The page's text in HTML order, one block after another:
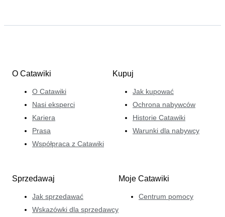
O Catawiki
O Catawiki
Nasi eksperci
Kariera
Prasa
Współpraca z Catawiki
Kupuj
Jak kupować
Ochrona nabywców
Historie Catawiki
Warunki dla nabywcy
Sprzedawaj
Jak sprzedawać
Wskazówki dla sprzedawcy
Moje Catawiki
Centrum pomocy